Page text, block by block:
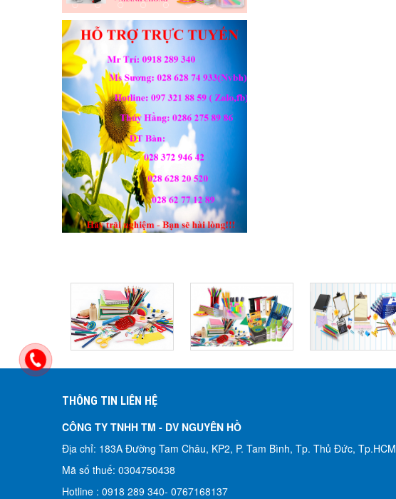
THÔNG TIN LIÊN HỆ
CÔNG TY TNHH TM - DV NGUYÊN HỒ​
Địa chỉ: 183A Đường Tam Châu, KP2, P. Tam Bình, Tp. Thủ Đức, Tp.HCM
Mã số thuế: 0304750438
Hotline : 0918 289 340- 0767168137